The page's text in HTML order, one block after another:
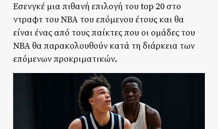
Εσενγκέ μια πιθανή επιλογή του top 20 στο
ντραφτ του ΝΒΑ του επόμενου έτους και θα
είναι ένας από τους παίκτες που οι ομάδες του
ΝΒΑ θα παρακολουθούν κατά τη διάρκεια των
επόμενων προκριματικών.